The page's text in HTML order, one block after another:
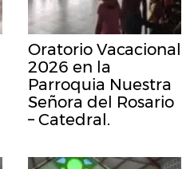
Oratorio Vacacional
2026 en la
Parroquia Nuestra
Señora del Rosario
– Catedral.